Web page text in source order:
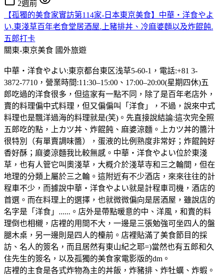
2週前
【孤獨的美食家實訪第114家-日本東京美食】中華・洋食やよ
い.東淺草百年老食堂居酒屋.上豬排丼、冷麻婆麵以及炸餛飩.
五郎打卡
關東-東京美食 國外旅遊
中華・洋食やよい:東京都台東区浅草5-60-1，電話:+81 3-
3872-7710，營業時間:11:30–15:00、17:00–20:00(星期四休)五
郎吃過的洋食很多，但這家有一點不同，除了是百年老店外，
賣的料理偏中式料理，但又偏偏叫「洋食」，不過，說來中式
料理也是飄洋過海的料理就是(笑)。先直接說結論:這次完全照
五郎吃的點，上カツ丼、炸餛飩、麻婆涼麵。上カツ丼的醬汁
很特別（有單賣調味醬），蛋液的比例熟度非常好；炸餛飩好
香好酥；麻婆涼麵我比較無感。中華・洋食やよい位於東淺
草，也有人管它叫奧淺草，大概介於淺草寺和三之輪間，但在
地理的分類上屬於三之輪。這附近有不少酒店，來來往往的計
程車不少，而據說中華・洋食やよい就是計程車司機，酒店的
首選。而在料理上的選擇，也就微微偏向是居酒屋，雖說店的
名字是「洋食」......。店外是帶點暖意的中、洋風，和賣的料
理倒也相櫬，店裡的用間不大，一邊是三張勉強可坐四人的盤
腿木桌，另一邊則是四人的檯前。店裡貼滿了美食節目的採
訪、名人的簽名，而且居然有東山紀之耶=)當然也有五郎和久
住先生的簽名，以及孤獨的美食家電影版的dm。
店裡的主食是各式炸物為主的丼飯，炸豬排、炸牡蠣、炸蝦。